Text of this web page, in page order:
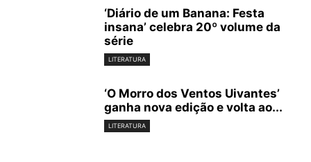
‘Diário de um Banana: Festa
insana’ celebra 20º volume da
série
LITERATURA
‘O Morro dos Ventos Uivantes’
ganha nova edição e volta ao...
LITERATURA